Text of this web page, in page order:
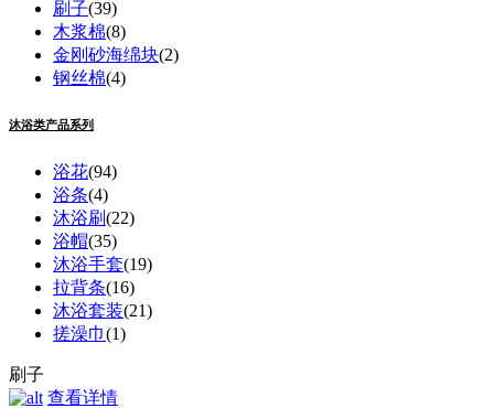
刷子(39)
木浆棉(8)
金刚砂海绵块(2)
钢丝棉(4)
沐浴类产品系列
浴花(94)
浴条(4)
沐浴刷(22)
浴帽(35)
沐浴手套(19)
拉背条(16)
沐浴套装(21)
搓澡巾(1)
刷子
查看详情